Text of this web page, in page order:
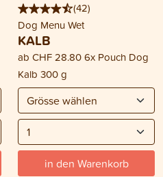
(42)
Dog Menu Wet
KALB
ab CHF 28.806x Pouch Dog
Kalb 300 g
in den Warenkorb